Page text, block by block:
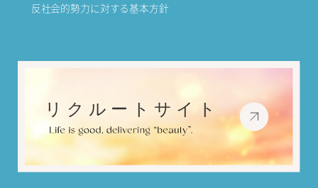
反社会的勢力に対する基本方針